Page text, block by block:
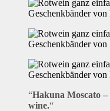
“Hakuna Moscato
wine.“